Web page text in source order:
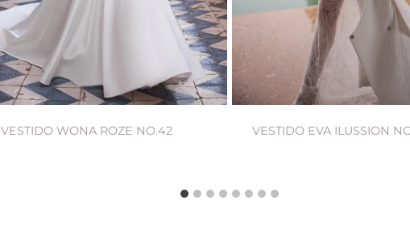
VESTIDO WONA ROZE NO.42 VESTIDO EVA ILUSSION